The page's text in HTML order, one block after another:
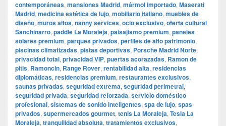
contemporáneas, mansiones Madrid, mármol importado, Maserati
Madrid, medicina estética de lujo, mobiliario italiano, muebles de
diseño, muros altos, nanny services, ocio exclusivo, oferta cultural
Sanchinarro, paddle La Moraleja, paisajismo premium, paneles
solares premium, parques privados, perfiles de alto patrimonio,
piscinas climatizadas, pistas deportivas, Porsche Madrid Norte,
privacidad total, privacidad VIP, puertas acorazadas, Ramon de
pitis, Ramoncin, Range Rover, rentabilidad alta, residencias
diplomáticas, residencias premium, restaurantes exclusivos,
saunas privadas, seguridad extrema, seguridad perimetral,
seguridad privada, seguridad reforzada, servicio doméstico
profesional, sistemas de sonido inteligentes, spa de lujo, spas
privados, supermercados gourmet, tenis La Moraleja, Tesla La
Moraleja, tranquilidad absoluta, tratamientos exclusivos,